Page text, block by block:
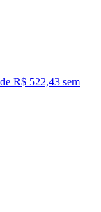
R$ 522,43 sem